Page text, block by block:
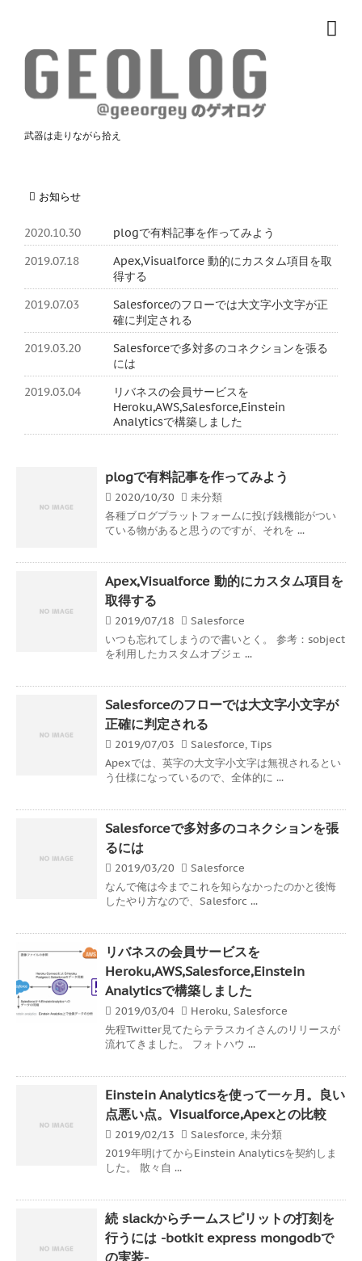
武器は走りながら拾え
お知らせ
2020.10.30
plogで有料記事を作ってみよう
2019.07.18
Apex,Visualforce 動的にカスタム項目を取
得する
2019.07.03
Salesforceのフローでは大文字小文字が正
確に判定される
2019.03.20
Salesforceで多対多のコネクションを張る
には
2019.03.04
リバネスの会員サービスを
Heroku,AWS,Salesforce,Einstein
Analyticsで構築しました
plogで有料記事を作ってみよう
2020/10/30
未分類
各種ブログプラットフォームに投げ銭機能がつい
ている物があると思うのですが、それを ...
Apex,Visualforce 動的にカスタム項目を
取得する
2019/07/18
Salesforce
いつも忘れてしまうので書いとく。 参考：sobject
を利用したカスタムオブジェ ...
Salesforceのフローでは大文字小文字が
正確に判定される
2019/07/03 Salesforce, Tips
Apexでは、英字の大文字小文字は無視されるとい
う仕様になっているので、全体的に ...
Salesforceで多対多のコネクションを張
るには
2019/03/20
Salesforce
なんで俺は今までこれを知らなかったのかと後悔
したやり方なので、Salesforc ...
リバネスの会員サービスを
Heroku,AWS,Salesforce,Einstein
Analyticsで構築しました
2019/03/04 Heroku, Salesforce
先程Twitter見てたらテラスカイさんのリリースが
流れてきました。 フォトハウ ...
Einstein Analyticsを使って一ヶ月。良い
点悪い点。Visualforce,Apexとの比較
2019/02/13 Salesforce, 未分類
2019年明けてからEinstein Analyticsを契約しま
した。 散々自 ...
続 slackからチームスピリットの打刻を
行うには -botkit express mongodbで
の実装-